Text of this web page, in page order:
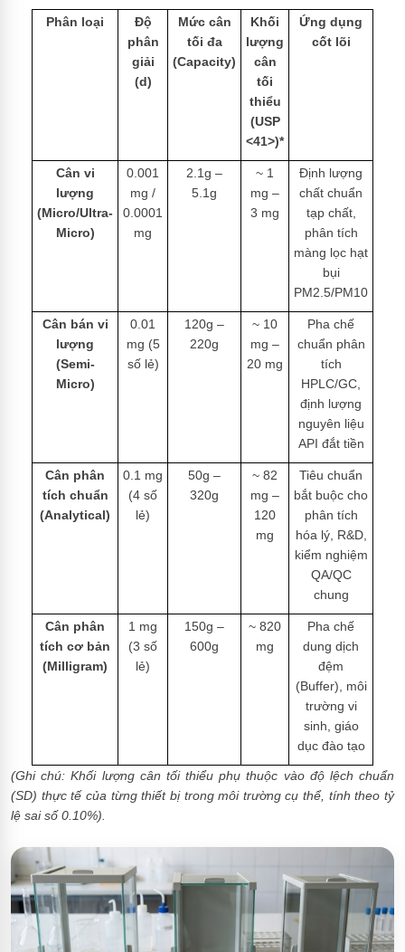
Phân loại
Độ
phân
giải
(d)
Mức cân
tối đa
(Capacity)
Khối
lượng
cân
tối
thiểu
(USP
<41>)*
Ứng dụng
cốt lõi
Cân vi
lượng
(Micro/Ultra-
Micro)
0.001
mg /
0.0001
mg
2.1g –
5.1g
~ 1
mg –
3 mg
Định lượng
chất chuẩn
tạp chất,
phân tích
màng lọc hạt
bụi
PM2.5/PM10
Cân bán vi
lượng
(Semi-
Micro)
0.01
mg (5
số lẻ)
120g –
220g
~ 10
mg –
20 mg
Pha chế
chuẩn phân
tích
HPLC/GC,
định lượng
nguyên liệu
API đắt tiền
Cân phân
tích chuẩn
(Analytical)
0.1 mg
(4 số
lẻ)
50g –
320g
~ 82
mg –
120
mg
Tiêu chuẩn
bắt buộc cho
phân tích
hóa lý, R&D,
kiểm nghiệm
QA/QC
chung
Cân phân
tích cơ bản
(Milligram)
1 mg
(3 số
lẻ)
150g –
600g
~ 820
mg
Pha chế
dung dịch
đệm
(Buffer), môi
trường vi
sinh, giáo
dục đào tạo
(Ghi chú: Khối lượng cân tối thiểu phụ thuộc vào độ lệch chuẩn
(SD) thực tế của từng thiết bị trong môi trường cụ thể, tính theo tỷ
lệ sai số 0.10%).